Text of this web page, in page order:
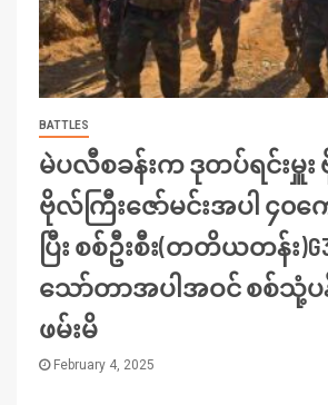
BATTLES
မဲပလီစခန်းက ဒုတပ်ရင်းမှူး
ဗိုလ်ကြီးဇော်မင်းအပါ ၄၀
ပြီး စစ်ဦးစီး(တတိယတန်း
သော်တာအပါအဝင် စစ်သုံ့ပန်
ဖမ်းမိ
February 4, 2025